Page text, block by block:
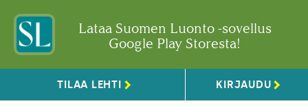
Lataa Suomen Luonto -sovellus
Google Play Storesta!
TILAA LEHTI KIRJAUDU